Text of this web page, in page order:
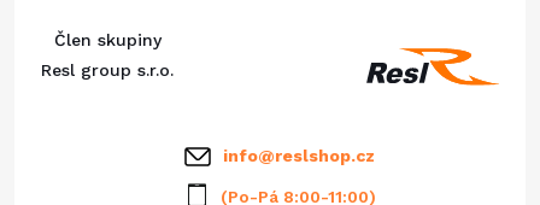
Člen skupiny
Resl group s.r.o.
info@reslshop.cz
(Po-Pá 8:00-11:00)